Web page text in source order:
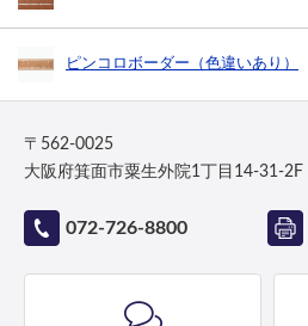
ピンコロボーダー（色違いあり）
〒562-0025
大阪府箕面市粟生外院1丁目14-31-2F
072-726-8800